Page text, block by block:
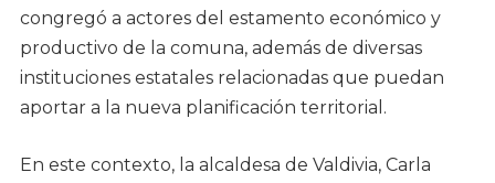
congregó a actores del estamento económico y
productivo de la comuna, además de diversas
instituciones estatales relacionadas que puedan
aportar a la nueva planificación territorial.
En este contexto, la alcaldesa de Valdivia, Carla